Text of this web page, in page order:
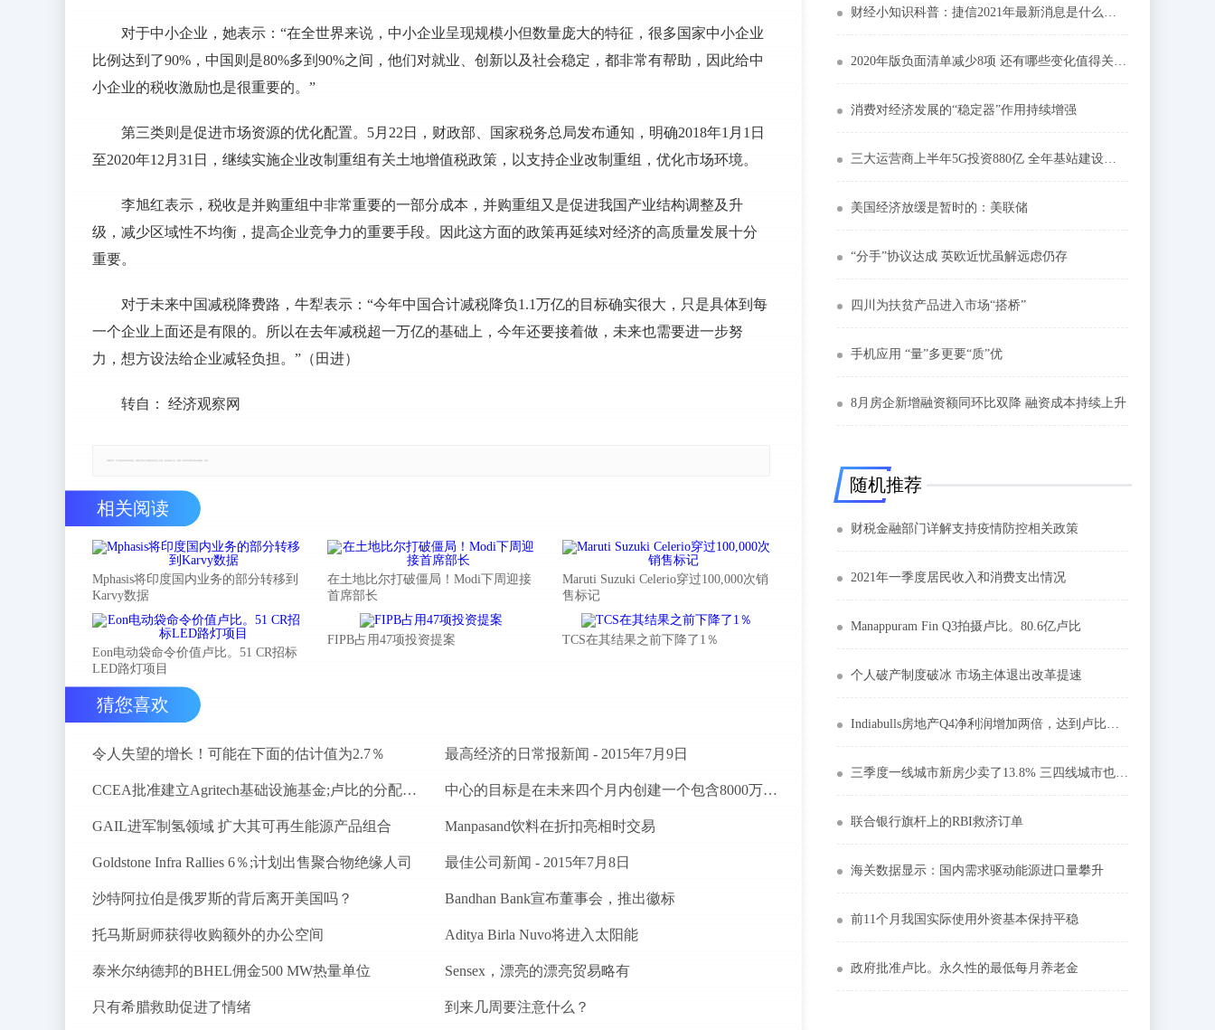
对于中小企业，她表示：“在全世界来说，中小企业呈现规模小但数量庞大的特征，很多国家中小企业
比例达到了90%，中国则是80%多到90%之间，他们对就业、创新以及社会稳定，都非常有帮助，因此给中
小企业的税收激励也是很重要的。”
第三类则是促进市场资源的优化配置。5月22日，财政部、国家税务总局发布通知，明确2018年1月1日
至2020年12月31日，继续实施企业改制重组有关土地增值税政策，以支持企业改制重组，优化市场环境。
李旭红表示，税收是并购重组中非常重要的一部分成本，并购重组又是促进我国产业结构调整及升
级，减少区域性不均衡，提高企业竞争力的重要手段。因此这方面的政策再延续对经济的高质量发展十分
重要。
对于未来中国减税降费路，牛犁表示：“今年中国合计减税降负1.1万亿的目标确实很大，只是具体到每
一个企业上面还是有限的。所以在去年减税超一万亿的基础上，今年还要接着做，未来也需要进一步努
力，想方设法给企业减轻负担。”（田进）
转自： 经济观察网
相关阅读
Mphasis将印度国内业务的部分转移到
Karvy数据
在土地比尔打破僵局！Modi下周迎接
首席部长
Maruti Suzuki Celerio穿过100,000次销
售标记
Eon电动袋命令价值卢比。51 CR招标
LED路灯项目
FIPB占用47项投资提案 TCS在其结果之前下降了1％
猜您喜欢
令人失望的增长！可能在下面的估计值为2.7％ 最高经济的日常报新闻 - 2015年7月9日
CCEA批准建立Agritech基础设施基金;卢比的分配预算。200亿卢比 中心的目标是在未来四个月内创建一个包含8000万农民的数据库
GAIL进军制氢领域 扩大其可再生能源产品组合 Manpasand饮料在折扣亮相时交易
Goldstone Infra Rallies 6％;计划出售聚合物绝缘人司 最佳公司新闻 - 2015年7月8日
沙特阿拉伯是俄罗斯的背后离开美国吗？ Bandhan Bank宣布董事会，推出徽标
托马斯厨师获得收购额外的办公空间 Aditya Birla Nuvo将进入太阳能
泰米尔纳德邦的BHEL佣金500 MW热量单位 Sensex，漂亮的漂亮贸易略有
只有希腊救助促进了情绪 到来几周要注意什么？
财经小知识科普：捷信2021年最新消息是什么样一文了解
2020年版负面清单减少8项 还有哪些变化值得关注？
消费对经济发展的“稳定器”作用持续增强
三大运营商上半年5G投资880亿 全年基站建设提速扩围
美国经济放缓是暂时的：美联储
“分手”协议达成 英欧近忧虽解远虑仍存
四川为扶贫产品进入市场“搭桥”
手机应用 “量”多更要“质”优
8月房企新增融资额同环比双降 融资成本持续上升
随机推荐
财税金融部门详解支持疫情防控相关政策
2021年一季度居民收入和消费支出情况
Manappuram Fin Q3拍摄卢比。80.6亿卢比
个人破产制度破冰 市场主体退出改革提速
Indiabulls房地产Q4净利润增加两倍，达到卢比。93.13亿卢比
三季度一线城市新房少卖了13.8% 三四线城市也“凉凉”
联合银行旗杆上的RBI救济订单
海关数据显示：国内需求驱动能源进口量攀升
前11个月我国实际使用外资基本保持平稳
政府批准卢比。永久性的最低每月养老金